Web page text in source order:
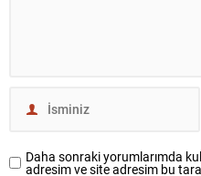
Daha sonraki yorumlarımda
adresim ve site adresim bu